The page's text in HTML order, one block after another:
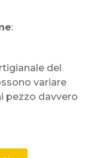
:
del
variare
pezzo davvero